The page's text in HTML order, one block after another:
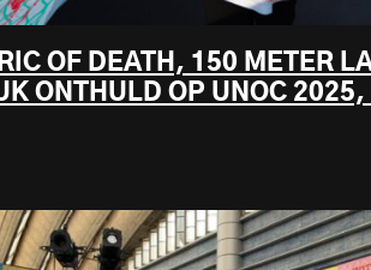
OF DEATH, 150 METER
ONTHULD OP UNOC 2025,